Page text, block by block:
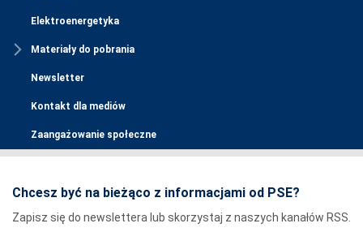
Elektroenergetyka
Materiały do pobrania
Newsletter
Kontakt dla mediów
Zaangażowanie społeczne
Chcesz być na bieżąco z informacjami od PSE?
Zapisz się do newslettera lub skorzystaj z naszych kanałów RSS.